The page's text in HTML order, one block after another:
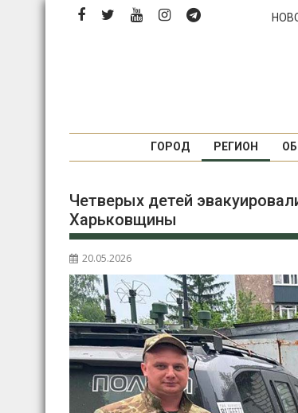
ГОРОД РЕГИОН
Четверых детей
Харьковщины
20.05.2026